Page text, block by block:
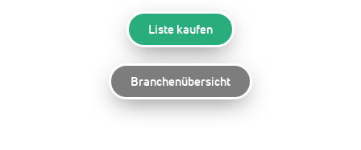
Liste kaufen
Branchenübersicht